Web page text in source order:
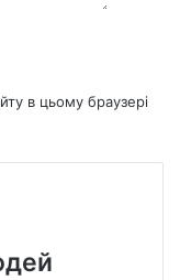
в цьому браузері